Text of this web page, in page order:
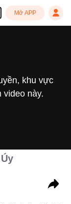
Mở APP
khu vực
video này.